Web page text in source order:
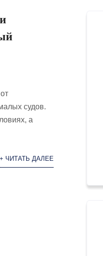
судов.
а
+ ЧИТАТЬ ДАЛЕЕ